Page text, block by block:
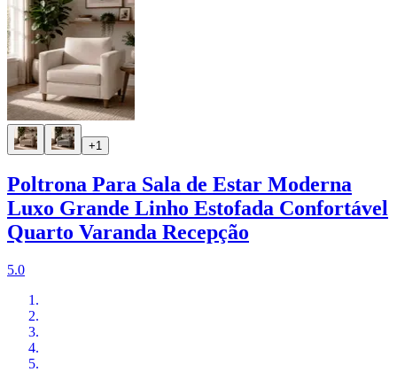
+1
Poltrona Para Sala de Estar Moderna
Luxo Grande Linho Estofada Confortável
Quarto Varanda Recepção
5.0